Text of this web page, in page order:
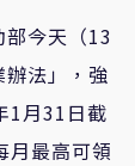
部今天（13
辦法」，強
1月31 日截
月最高可領